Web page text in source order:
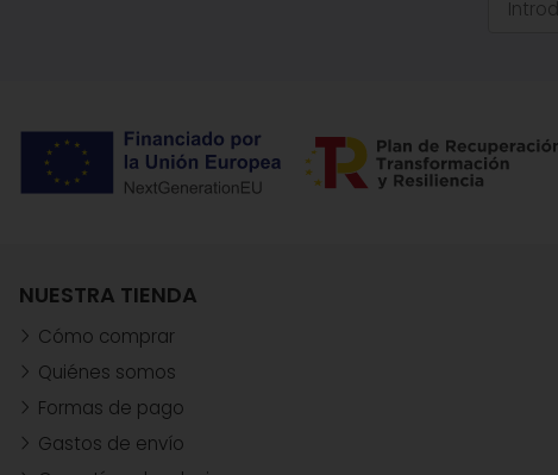
NUESTRA TIENDA
Cómo comprar
Quiénes somos
Formas de pago
Gastos de envío